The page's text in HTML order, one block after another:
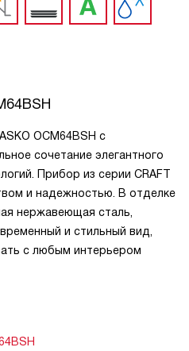
OCM64BSH с
сочетание элегантного
Прибор из серии CRAFT
и надежностью. В отделке
нержавеющая сталь,
и стильный вид,
с любым интерьером